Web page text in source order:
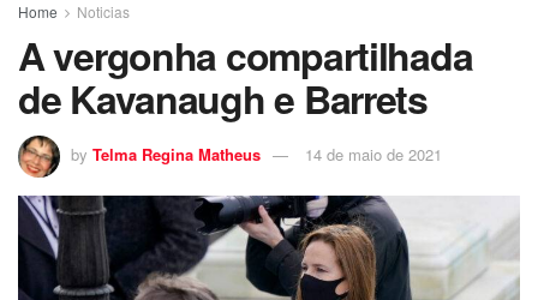
Home Noticias
A vergonha compartilhada
de Kavanaugh e Barrets
by Telma Regina Matheus 14 de maio de 2021